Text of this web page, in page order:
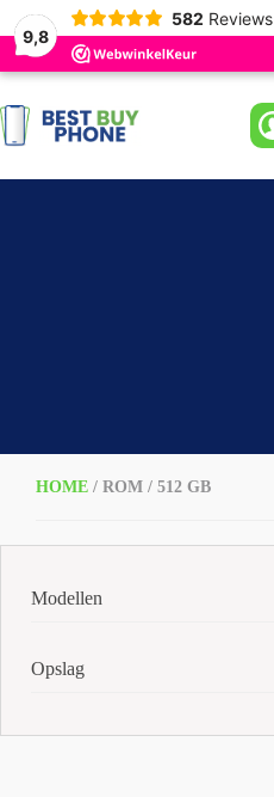
9,8
582 Reviews
Ga
naar
de
inhoud
HOME / ROM / 512 GB
Modellen
MacBook Air M2
Opslag